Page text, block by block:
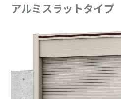
アルミスラットタイプ